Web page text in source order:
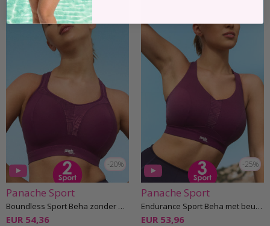
-20%
Panache Sport
Boundless Sport Beha zonder beugel F-K cup
EUR 54,36
-25%
Panache Sport
Endurance Sport Beha met beugel F-K cup
EUR 53,96